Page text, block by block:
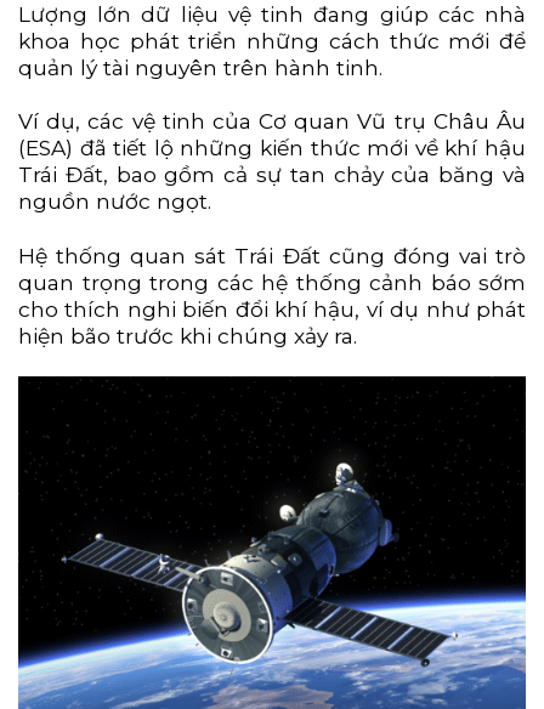
Lượng lớn dữ liệu vệ tinh đang giúp các nhà
khoa học phát triển những cách thức mới để
quản lý tài nguyên trên hành tinh.
Ví dụ, các vệ tinh của Cơ quan Vũ trụ Châu Âu
(ESA) đã tiết lộ những kiến thức mới về khí hậu
Trái Đất, bao gồm cả sự tan chảy của băng và
nguồn nước ngọt.
Hệ thống quan sát Trái Đất cũng đóng vai trò
quan trọng trong các hệ thống cảnh báo sớm
cho thích nghi biến đổi khí hậu, ví dụ như phát
hiện bão trước khi chúng xảy ra.